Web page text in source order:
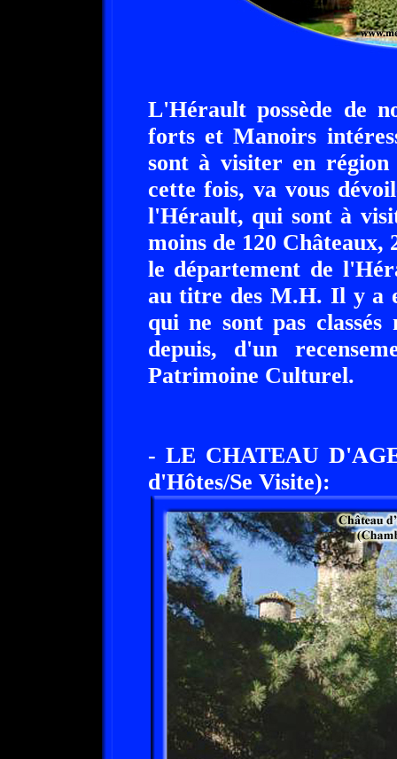
L'Hérault possède de
forts et Manoirs
sont à visiter en
cette fois, va vous
l'Hérault, qui sont à
moins de 120
le département de
au titre des M.H. Il y a
qui ne sont pas
depuis, d'un
Patrimoine Culturel.
- LE CHATEAU
d'Hôtes/Se Visite):